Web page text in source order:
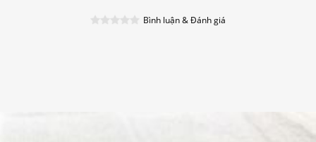
Bình luận & Đánh giá